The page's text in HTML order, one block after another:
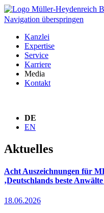
Navigation überspringen
Kanzlei
Expertise
Service
Karriere
Media
Kontakt
DE
EN
Aktuelles
Acht Auszeichnungen für
‚Deutschlands beste Anwälte
18.06.2026